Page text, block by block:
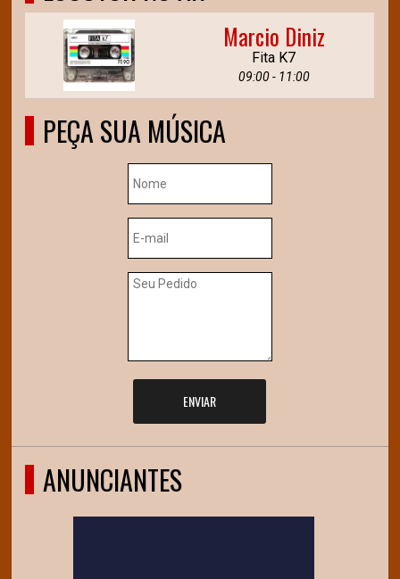
Marcio Diniz
Fita K7
09:00 - 11:00
PEÇA SUA MÚSICA
ENVIAR
ANUNCIANTES